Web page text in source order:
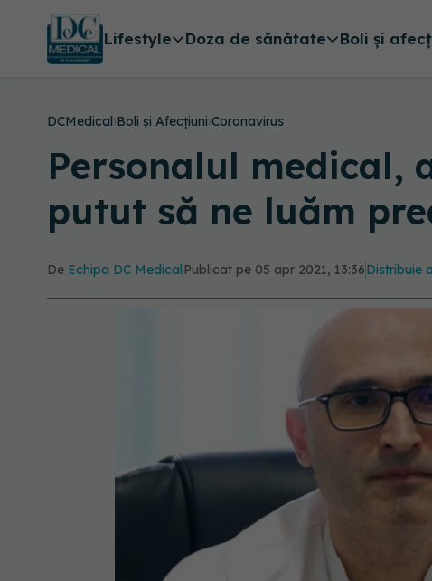
Lifestyle Doza de sănătate Boli și
DCMedical›Boli și Afecțiuni›Coronavirus
Personalul medical,
putut să ne luăm
De Echipa DC Medical Publicat pe 05 apr 2021, 13:36Distribuie